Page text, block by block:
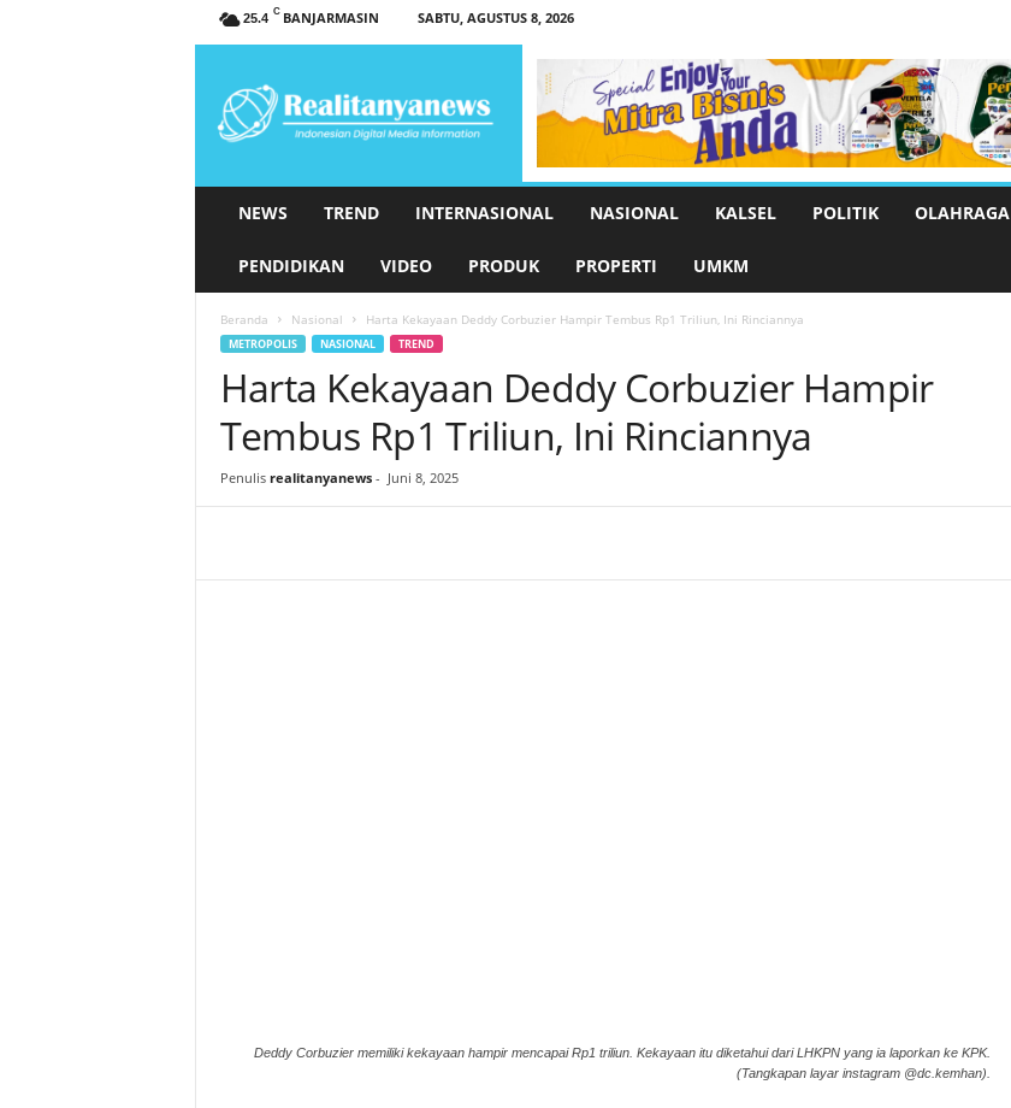
25.4 C BANJARMASIN SABTU, AGUSTUS 8, 2026
t
NEWS TREND INTERNASIONAL NASIONAL KALSEL POLITIK OLAHRAGA
PENDIDIKAN VIDEO PRODUK PROPERTI UMKM
Beranda Nasional Harta Kekayaan Deddy Corbuzier Hampir Tembus Rp1 Triliun, Ini Rinciannya
METROPOLIS NASIONAL TREND
Harta Kekayaan Deddy Corbuzier Hampir
Tembus Rp1 Triliun, Ini Rinciannya
Penulis realitanyanews- Juni 8, 2025
Deddy Corbuzier memiliki kekayaan hampir mencapai Rp1 triliun. Kekayaan itu diketahui dari LHKPN yang ia laporkan ke KPK.
(Tangkapan layar instagram @dc.kemhan).